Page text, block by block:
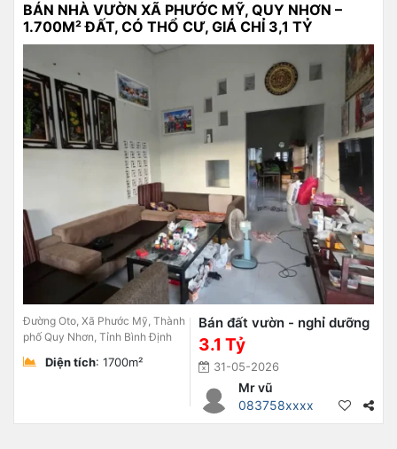
BÁN NHÀ VƯỜN XÃ PHƯỚC MỸ, QUY NHƠN –
1.700M² ĐẤT, CÓ THỔ CƯ, GIÁ CHỈ 3,1 TỶ
Đường Oto, Xã Phước Mỹ, Thành
phố Quy Nhơn, Tỉnh Bình Định
Diện tích: 1700m²
Bán đất vườn - nghỉ dưỡng
3.1 Tỷ
31-05-2026
Mr vũ
083758xxxx